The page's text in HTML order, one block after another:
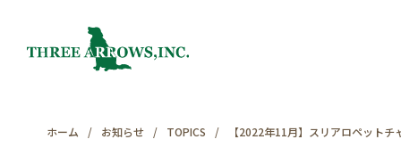
ホーム お知らせ TOPICS 【2022年11月】スリアロペット